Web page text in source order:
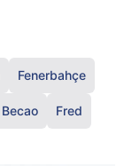
Fenerbahçe
Becao Fred